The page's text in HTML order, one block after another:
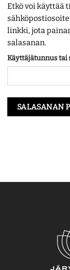
Etkö voi käyttää
linkki, jota
salasanan.
Käyttäjätunnus tai
SALASANAN